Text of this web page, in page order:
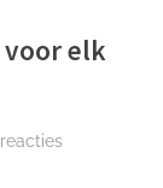
voor elk
op